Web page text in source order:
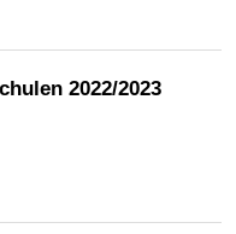
2022/2023